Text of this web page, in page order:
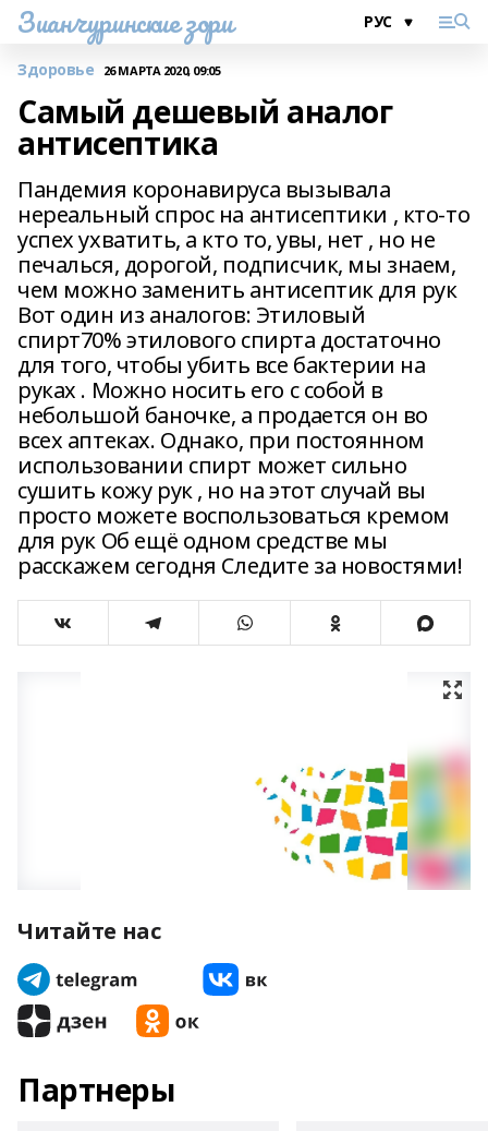
Зианчуринские зори
Здоровье 26 МАРТА 2020, 09:05
Самый дешевый аналог
антисептика
Пандемия коронавируса вызывала
нереальный спрос на антисептики , кто-то
успех ухватить, а кто то, увы, нет , но не
печалься, дорогой, подписчик, мы знаем,
чем можно заменить антисептик для рук
Вот один из аналогов: Этиловый
спирт70% этилового спирта достаточно
для того, чтобы убить все бактерии на
руках . Можно носить его с собой в
небольшой баночке, а продается он во
всех аптеках. Однако, при постоянном
использовании спирт может сильно
сушить кожу рук , но на этот случай вы
просто можете воспользоваться кремом
для рук Об ещё одном средстве мы
расскажем сегодня Следите за новостями!
Читайте нас
Партнеры